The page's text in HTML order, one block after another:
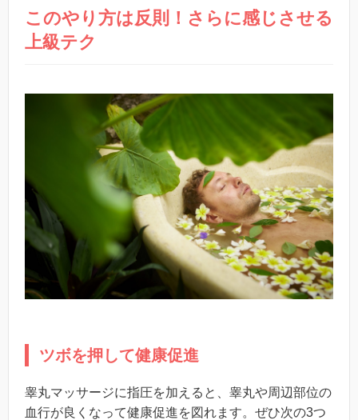
このやり方は反則！さらに感じさせる
上級テク
ツボを押して健康促進
睾丸マッサージに指圧を加えると、睾丸や周辺部位の
血行が良くなって健康促進を図れます。ぜひ次の3つ